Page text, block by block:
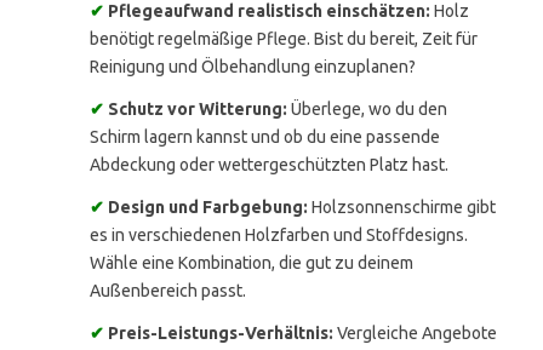
✔ Pflegeaufwand realistisch einschätzen: Holz
benötigt regelmäßige Pflege. Bist du bereit, Zeit für
Reinigung und Ölbehandlung einzuplanen?
✔ Schutz vor Witterung: Überlege, wo du den
Schirm lagern kannst und ob du eine passende
Abdeckung oder wettergeschützten Platz hast.
✔ Design und Farbgebung: Holzsonnenschirme gibt
es in verschiedenen Holzfarben und Stoffdesigns.
Wähle eine Kombination, die gut zu deinem
Außenbereich passt.
✔ Preis-Leistungs-Verhältnis: Vergleiche Angebote